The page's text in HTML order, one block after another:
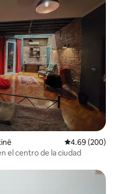
Calificación
4.69 (200)
el centro de la ciudad